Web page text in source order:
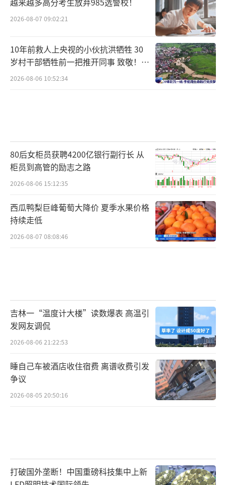
2026-08-07 09:02:21
10年前救人上央视的小伙抗洪牺牲 30
岁村干部牺牲前一把推开同事 致敬！送
别！
2026-08-06 10:52:34
80后女柜员获聘4200亿银行副行长 从
柜员到高管的励志之路
2026-08-06 15:12:35
西瓜鸭梨巨峰葡萄大降价 夏季水果价格
持续走低
2026-08-07 08:08:46
吉林一“温度计大楼”读数爆表 高温引
发网友调侃
2026-08-06 21:22:53
睡自己车被酒店收住宿费 离谱收费引发
争议
2026-08-05 20:50:16
打破国外垄断！中国重磅科技集中上新